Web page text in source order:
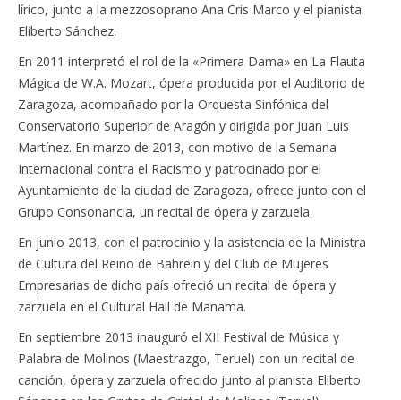
lírico, junto a la mezzosoprano Ana Cris Marco y el pianista
Eliberto Sánchez.
En 2011 interpretó el rol de la «Primera Dama» en La Flauta
Mágica de W.A. Mozart, ópera producida por el Auditorio de
Zaragoza, acompañado por la Orquesta Sinfónica del
Conservatorio Superior de Aragón y dirigida por Juan Luis
Martínez. En marzo de 2013, con motivo de la Semana
Internacional contra el Racismo y patrocinado por el
Ayuntamiento de la ciudad de Zaragoza, ofrece junto con el
Grupo Consonancia, un recital de ópera y zarzuela.
En junio 2013, con el patrocinio y la asistencia de la Ministra
de Cultura del Reino de Bahrein y del Club de Mujeres
Empresarias de dicho país ofreció un recital de ópera y
zarzuela en el Cultural Hall de Manama.
En septiembre 2013 inauguró el XII Festival de Música y
Palabra de Molinos (Maestrazgo, Teruel) con un recital de
canción, ópera y zarzuela ofrecido junto al pianista Eliberto